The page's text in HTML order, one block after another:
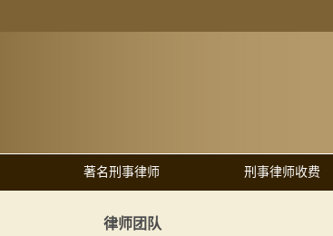
著名刑事律师 刑事律师收费
律师团队